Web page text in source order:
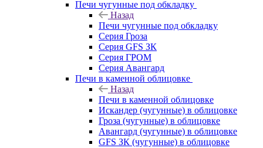
Печи чугунные под обкладку
Назад
Печи чугунные под обкладку
Серия Гроза
Серия GFS ЗК
Серия ГРОМ
Серия Авангард
Печи в каменной облицовке
Назад
Печи в каменной облицовке
Искандер (чугунные) в облицовке
Гроза (чугунные) в облицовке
Авангард (чугунные) в облицовке
GFS ЗК (чугунные) в облицовке